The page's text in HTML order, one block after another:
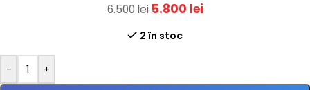
6.500lei 5.800 lei
2 în stoc
- +